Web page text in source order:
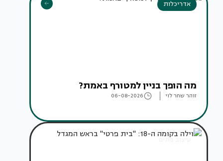
אדריכלות
מה הופך בניין למטורף באמת?
זוהר שחר לוי 06-08-2026
עיצוב בתים